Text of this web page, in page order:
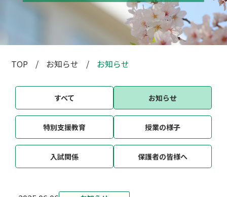
TOP お知らせ お知らせ
すべて お知らせ
特別支援教育 授業の様子
入試関係 保護者の皆様へ